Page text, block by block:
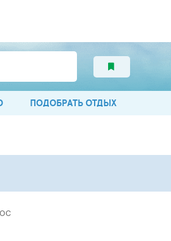
ПОДОБРАТЬ ОТДЫХ